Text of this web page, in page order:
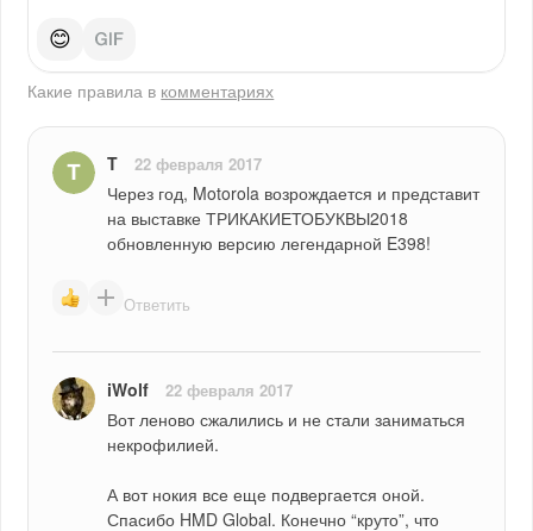
😊
Какие правила в комментариях
T 22 февраля 2017
Через год, Motorola возрождается и представит
на выставке ТРИКАКИЕТОБУКВЫ2018
обновленную версию легендарной E398!
Ответить
iWolf 22 февраля 2017
Вот леново сжалились и не стали заниматься
некрофилией.
А вот нокия все еще подвергается оной.
Спасибо HMD Global. Конечно “круто”, что